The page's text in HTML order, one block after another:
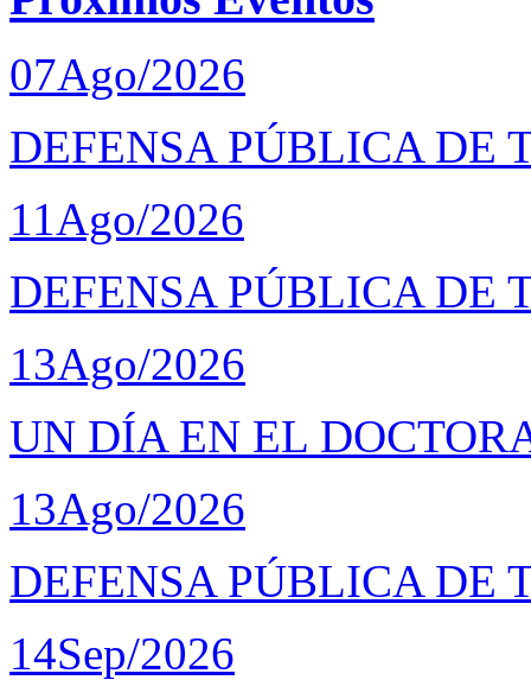
07Ago/2026
DEFENSA PÚBLICA DE
11Ago/2026
DEFENSA PÚBLICA DE
13Ago/2026
UN DÍA EN EL
13Ago/2026
DEFENSA PÚBLICA DE
14Sep/2026